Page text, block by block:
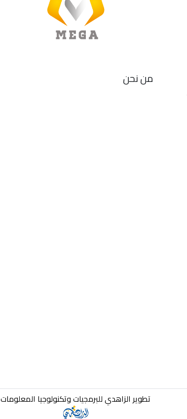
من نحن
تطوير الزاهدي للبرمجيات وتكنولوجيا المعلومات